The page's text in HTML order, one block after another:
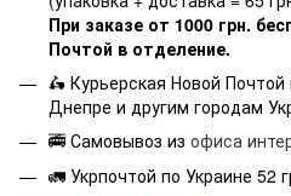
При заказе от 1000 грн.
Почтой в отделение.
🛵 Курьерская Новой
Днепре и другим городам
🚎 Самовывоз из офиса
🚛 Укрпочтой по Украине 52